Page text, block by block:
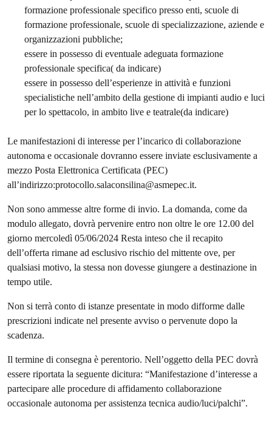
formazione professionale specifico presso enti, scuole di
formazione professionale, scuole di specializzazione, aziende e
organizzazioni pubbliche;
essere in possesso di eventuale adeguata formazione
professionale specifica( da indicare)
essere in possesso dell’esperienze in attività e funzioni
specialistiche nell’ambito della gestione di impianti audio e luci
per lo spettacolo, in ambito live e teatrale(da indicare)
Le manifestazioni di interesse per l’incarico di collaborazione
autonoma e occasionale dovranno essere inviate esclusivamente a
mezzo Posta Elettronica Certificata (PEC)
all’indirizzo:protocollo.salaconsilina@asmepec.it.
Non sono ammesse altre forme di invio. La domanda, come da
modulo allegato, dovrà pervenire entro non oltre le ore 12.00 del
giorno mercoledì 05/06/2024 Resta inteso che il recapito
dell’offerta rimane ad esclusivo rischio del mittente ove, per
qualsiasi motivo, la stessa non dovesse giungere a destinazione in
tempo utile.
Non si terrà conto di istanze presentate in modo difforme dalle
prescrizioni indicate nel presente avviso o pervenute dopo la
scadenza.
Il termine di consegna è perentorio. Nell’oggetto della PEC dovrà
essere riportata la seguente dicitura: “Manifestazione d’interesse a
partecipare alle procedure di affidamento collaborazione
occasionale autonoma per assistenza tecnica audio/luci/palchi”.